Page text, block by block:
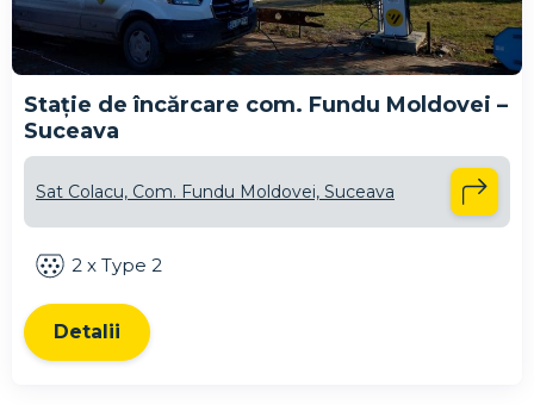
Stație de încărcare com. Fundu Moldovei –
Suceava
Sat Colacu, Com. Fundu Moldovei, Suceava
2 x Type 2
Detalii